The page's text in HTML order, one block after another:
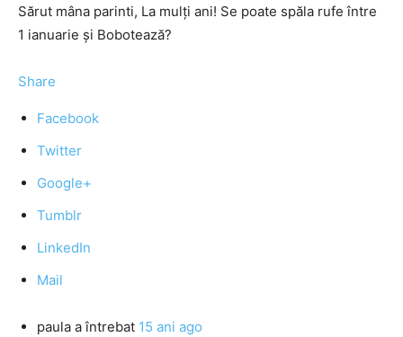
Sărut mâna parinti, La mulţi ani! Se poate spăla rufe între
1 ianuarie şi Bobotează?
Share
Facebook
Twitter
Google+
Tumblr
LinkedIn
Mail
paula a întrebat 15 ani ago